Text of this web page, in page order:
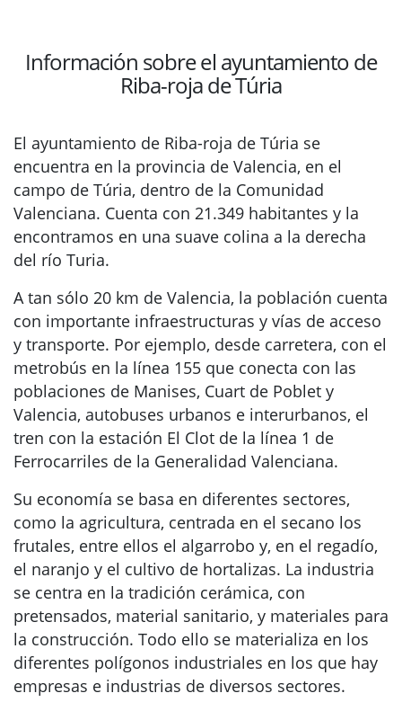
Información sobre el ayuntamiento de
Riba-roja de Túria
El ayuntamiento de Riba-roja de Túria se
encuentra en la provincia de Valencia, en el
campo de Túria, dentro de la Comunidad
Valenciana. Cuenta con 21.349 habitantes y la
encontramos en una suave colina a la derecha
del río Turia.
A tan sólo 20 km de Valencia, la población cuenta
con importante infraestructuras y vías de acceso
y transporte. Por ejemplo, desde carretera, con el
metrobús en la línea 155 que conecta con las
poblaciones de Manises, Cuart de Poblet y
Valencia, autobuses urbanos e interurbanos, el
tren con la estación El Clot de la línea 1 de
Ferrocarriles de la Generalidad Valenciana.
Su economía se basa en diferentes sectores,
como la agricultura, centrada en el secano los
frutales, entre ellos el algarrobo y, en el regadío,
el naranjo y el cultivo de hortalizas. La industria
se centra en la tradición cerámica, con
pretensados, material sanitario, y materiales para
la construcción. Todo ello se materializa en los
diferentes polígonos industriales en los que hay
empresas e industrias de diversos sectores.